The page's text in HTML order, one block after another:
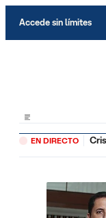
Accede sin límites
EN DIRECTO